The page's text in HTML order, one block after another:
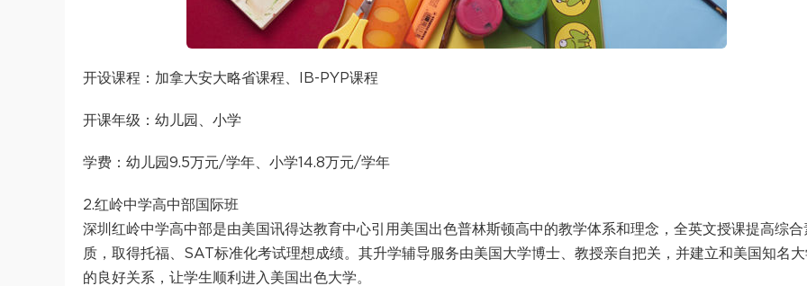
开设课程：加拿大安大略省课程、IB-PYP课程
开课年级：幼儿园、小学
学费：幼儿园9.5万元/学年、小学14.8万元/学年
2.红岭中学高中部国际班
深圳红岭中学高中部是由美国讯得达教育中心引用美国出色普林斯顿高中的教学体系和理念，全英文授课提高综合
质，取得托福、SAT标准化考试理想成绩。其升学辅导服务由美国大学博士、教授亲自把关，并建立和美国知名
的良好关系，让学生顺利进入美国出色大学。